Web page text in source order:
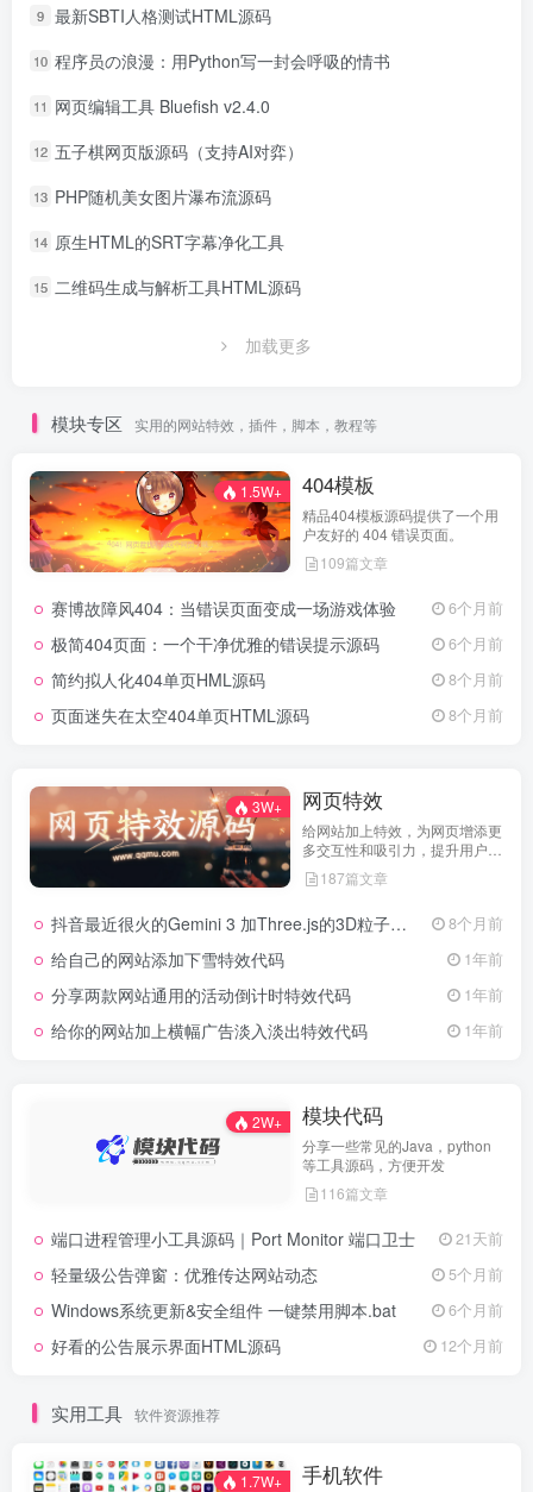
9 最新SBTI人格测试HTML源码
10 程序员の浪漫：用Python写一封会呼吸的情书
11 网页编辑工具 Bluefish v2.4.0
12 五子棋网页版源码（支持AI对弈）
13 PHP随机美女图片瀑布流源码
14 原生HTML的SRT字幕净化工具
15 二维码生成与解析工具HTML源码
加载更多
模块专区 实用的网站特效，插件，脚本，教程等
1.5W+ 404模板
精品404模板源码提供了一个用
户友好的 404 错误页面。
109篇文章
赛博故障风404：当错误页面变成一场游戏体验 6个月前
极简404页面：一个干净优雅的错误提示源码 6个月前
简约拟人化404单页HML源码 8个月前
页面迷失在太空404单页HTML源码 8个月前
3W+ 网页特效
给网站加上特效，为网页增添更
多交互性和吸引力，提升用户体
验 187篇文章
抖音最近很火的Gemini 3 加Three.js的3D粒子交互代码 共十三款 8个月前
给自己的网站添加下雪特效代码 1年前
分享两款网站通用的活动倒计时特效代码 1年前
给你的网站加上横幅广告淡入淡出特效代码 1年前
2W+ 模块代码
分享一些常见的Java，python
等工具源码，方便开发
116篇文章
端口进程管理小工具源码｜Port Monitor 端口卫士 21天前
轻量级公告弹窗：优雅传达网站动态 5个月前
Windows系统更新&安全组件 一键禁用脚本.bat 6个月前
好看的公告展示界面HTML源码 12个月前
实用工具 软件资源推荐
1.7W+ 手机软件